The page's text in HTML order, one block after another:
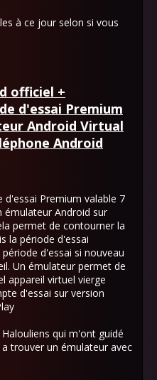
à ce jour selon si vous
officiel +
d'essai Premium
Android Virtual
Android
Premium valable 7
émulateur Android sur
permet de contourner la
la période d'essai
d'essai si nouveau
Un émulateur permet de
appareil virtuel vierge
d'essai sur version
qui m'ont guidé
trouver un émulateur avec